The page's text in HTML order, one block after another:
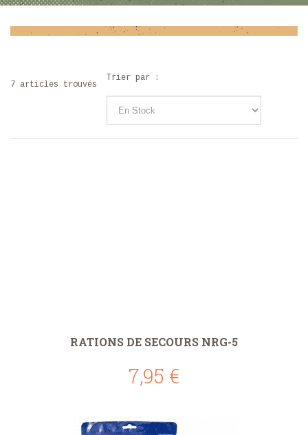
Trier par :
7 articles trouvés
RATIONS DE SECOURS NRG-5
7,95 €